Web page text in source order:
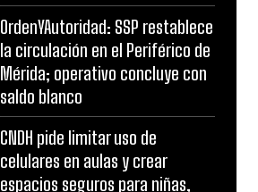
OrdenYAutoridad: SSP restablece
la circulación en el Periférico de
Mérida; operativo concluye con
saldo blanco
CNDH pide limitar uso de
celulares en aulas y crear
espacios seguros para niñas,